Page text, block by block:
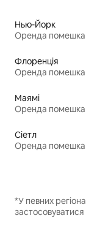
Нью-Йорк
Флоренція
Маямі
Сіетл
*У певних
застосовуватися